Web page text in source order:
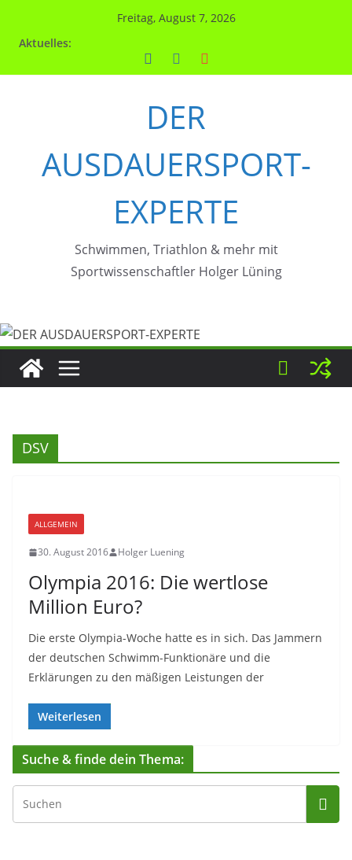
Freitag, August 7, 2026
Aktuelles:
DER
AUSDAUERSPORT-
EXPERTE
Schwimmen, Triathlon & mehr mit
Sportwissenschaftler Holger Lüning
DSV
ALLGEMEIN
30. August 2016 Holger Luening
Olympia 2016: Die wertlose
Million Euro?
Die erste Olympia-Woche hatte es in sich. Das Jammern
der deutschen Schwimm-Funktionäre und die
Erklärungen zu den mäßigen Leistungen der
Weiterlesen
Suche & finde dein Thema: